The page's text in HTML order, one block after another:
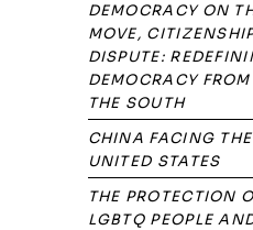
DEMOCRACY ON
MOVE,
DISPUTE:
DEMOCRACY FROM
THE SOUTH
CHINA FACING THE
UNITED STATES
THE PROTECTION
LGBTQ PEOPLE